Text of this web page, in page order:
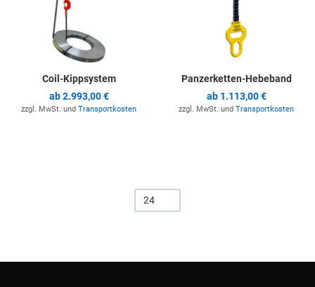
Coil-Kippsystem
ab2.993,00 €
zzgl. MwSt. und Transportkosten
Panzerketten-Hebeband
ab 1.113,00 €
zzgl. MwSt. und Transportkosten
24